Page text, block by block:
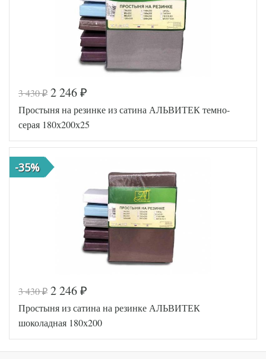
Код товара
517-070
Артикул
AL460704
8010532
Ткань
Размер
простыни
180х200
Производитель
Код товара
546-646
Артикул
AL200092
5578514
180х200
(на
3 430₽ 2 246 ₽
Простыня на резинке из сатина АЛЬВИТЕК темно-
серая 180х200х25
-35%
3 430₽ 2 246 ₽
Простыня из сатина на резинке АЛЬВИТЕК
шоколадная 180х200